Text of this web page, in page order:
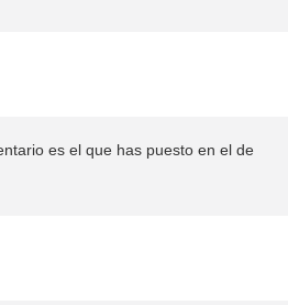
es el que has puesto en el de